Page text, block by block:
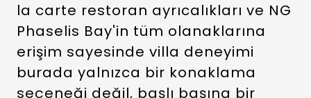
la carte restoran ayrıcalıkları ve NG
Phaselis Bay'in tüm olanaklarına
erişim sayesinde villa deneyimi
burada yalnızca bir konaklama
seçeneği değil, başlı başına bir